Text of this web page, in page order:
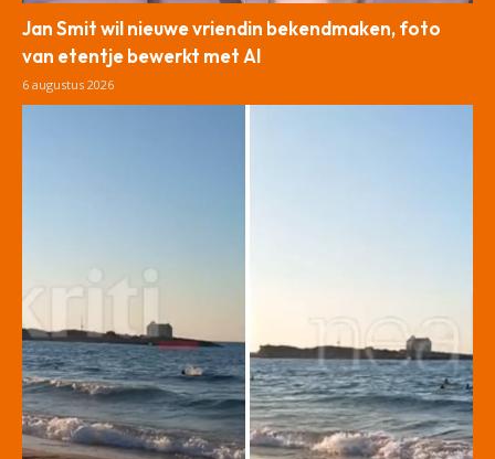
Jan Smit wil nieuwe vriendin bekendmaken, foto
van etentje bewerkt met AI
6 augustus 2026